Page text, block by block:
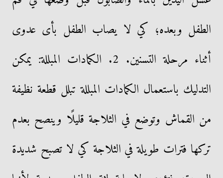
الطفل وبعده؛ كي لا يصاب الطفل بأى عدوى
أثناء مرحلة التسنين. 2. الكمادات المبللة: يمكن
التدليك باستعمال الكمادات المبللة تبلل قطعة نظيفة
من القماش وتوضع في الثلاجة قليلًا وينصح بعدم
تركها فترات طويلة في الثلاجة كي لا تصبح شديدة